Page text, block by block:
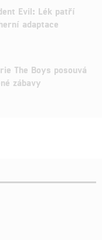
Evil: Lék patří
adaptace
The Boys posouvá
zábavy